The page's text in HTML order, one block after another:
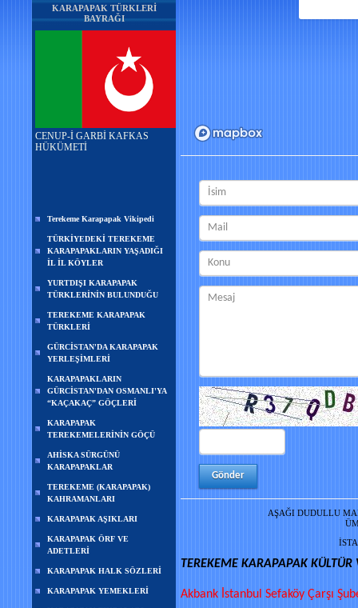
KARAPAPAK TÜRKLERİ
BAYRAĞI
CENUP-İ GARBİ KAFKAS
HÜKÜMETİ
Terekeme Karapapak Vikipedi
TÜRKİYEDEKİ TEREKEME
KARAPAPAKLARIN YAŞADIĞI
İL İL KÖYLER
YURTDIŞI KARAPAPAK
TÜRKLERİNİN BULUNDUĞU
TEREKEME KARAPAPAK
TÜRKLERİ
GÜRCİSTAN'DA KARAPAPAK
YERLEŞİMLERİ
KARAPAPAKLARIN
GÜRCİSTAN'DAN OSMANLI'YA
“KAÇAKAÇ” GÖÇLERİ
KARAPAPAK
TEREKEMELERİNİN GÖÇÜ
AHİSKA SÜRGÜNÜ
KARAPAPAKLAR
TEREKEME (KARAPAPAK)
KAHRAMANLARI
KARAPAPAK AŞIKLARI
KARAPAPAK ÖRF VE
ADETLERİ
KARAPAPAK HALK SÖZLERİ
KARAPAPAK YEMEKLERİ
AŞAĞI DUDULLU
TEREKEME KARAPAPAK KÜLTÜR
Akbank İstanbul Sefaköy Çarşı